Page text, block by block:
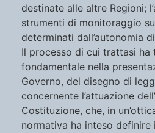
destinate alle altre Regioni;
strumenti di monitoraggio
determinati dall’autonomia
Il processo di cui trattasi ha
fondamentale nella
Governo, del disegno di
concernente l’attuazione
Costituzione, che, in
normativa ha inteso